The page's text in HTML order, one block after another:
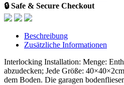
🔒 Safe & Secure Checkout
Beschreibung
Zusätzliche Informationen
Interlocking Installation: Menge:
abzudecken; Jede Größe:
dem Boden. Die garagen